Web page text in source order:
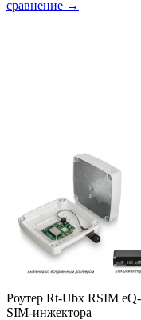
сравнение →
Роутер Rt-Ubx RSIM
SIM-инжектора